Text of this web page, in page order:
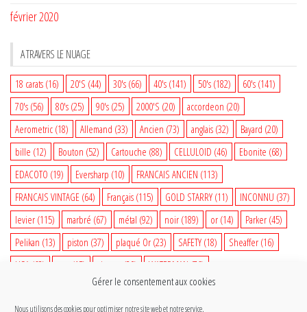
Gérer le consentement aux cookies
Nous utilisons des cookies pour optimiser notre site web et notre service.
février 2020
A TRAVERS LE NUAGE
18 carats (16) 20'S (44) 30's (66) 40's (141) 50's (182) 60's (141)
70's (56) 80's (25) 90's (25) 2000'S (20) accordeon (20)
Aerometric (18) Allemand (33) Ancien (73) anglais (32) Bayard (20)
bille (12) Bouton (52) Cartouche (88) CELLULOID (46) Ebonite (68)
EDACOTO (19) Eversharp (10) FRANCAIS ANCIEN (113)
FRANCAIS VINTAGE (64) Français (115) GOLD STARRY (11) INCONNU (37)
levier (115) marbré (67) métal (92) noir (189) or (14) Parker (45)
Pelikan (13) piston (37) plaqué Or (23) SAFETY (18) Sheaffer (16)
USA (68) (15) vintage (80) WATERMAN (76)
(35) woodgrain(14)